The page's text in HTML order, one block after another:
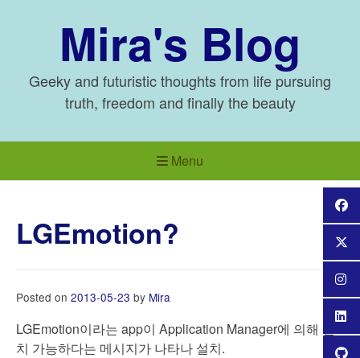
Mira's Blog
Geeky and futuristic thoughts from life pursuing
truth, freedom and finally the beauty
Menu
LGEmotion?
Posted on 2013-05-23 by Mira
LGEmotion이라는 app이 Application Manager에 의해 설
치 가능하다는 메시지가 나타나 설치.